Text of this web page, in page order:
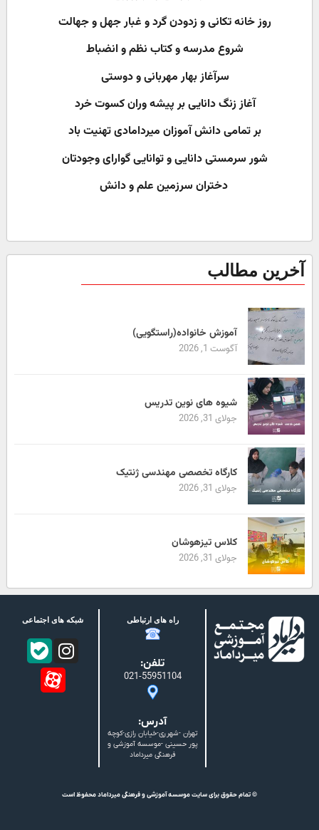
روز خانه تکانی و زدودن گرد و غبار جهل و جهالت
شروع مدرسه و کتاب نظم و انضباط
سرآغاز بهار مهربانی و دوستی
آغاز زنگ دانایی بر پیشه وران کسوت خرد
بر تمامی دانش آموزان میردامادی تهنیت باد
شور سرمستی دانایی و توانایی گوارای وجودتان
دختران سرزمین علم و دانش
آخرین مطالب
آموزش خانواده(راستگویی)
آگوست 1, 2026
شیوه های نوین تدریس
جولای 31, 2026
کارگاه تخصصی مهندسی ژنتیک
جولای 31, 2026
کلاس تیزهوشان
جولای 31, 2026
راه های ارتباطی
تلفن:
021-55951104
آدرس:
تهران -شهرری-خیابان رازی-کوچه
پور حسینی -موسسه آموزشی و
فرهنگی میرداماد
شبکه های اجتماعی
© تمام حقوق برای سایت موسسه آموزشی و فرهنگی میرداماد محفوظ است